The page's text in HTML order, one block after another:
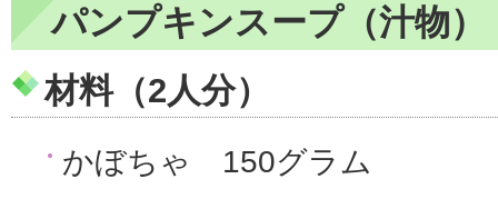
パンプキンスープ（汁物）
材料（2人分）
かぼちゃ 150グラム